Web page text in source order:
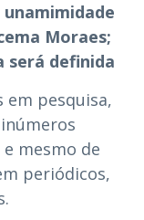
Moraes;
será definida
em pesquisa,
mesmo de
periódicos,